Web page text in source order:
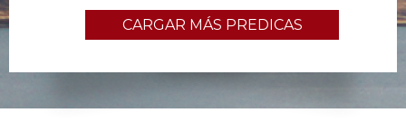
CARGAR MÁS PREDICAS